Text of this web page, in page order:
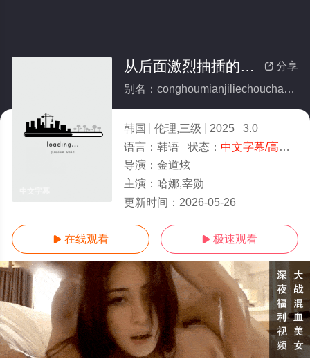
 分享
从后面激烈抽插的姐姐
别名：conghoumianjiliechouchadejiejie
韩国 伦理,三级 2025
3.0
语言： 韩语 状态： 中文字幕/高清
导演： 金道炫
主演： 哈娜,宰勋
更新时间： 2026-05-26
 在线观看  极速观看